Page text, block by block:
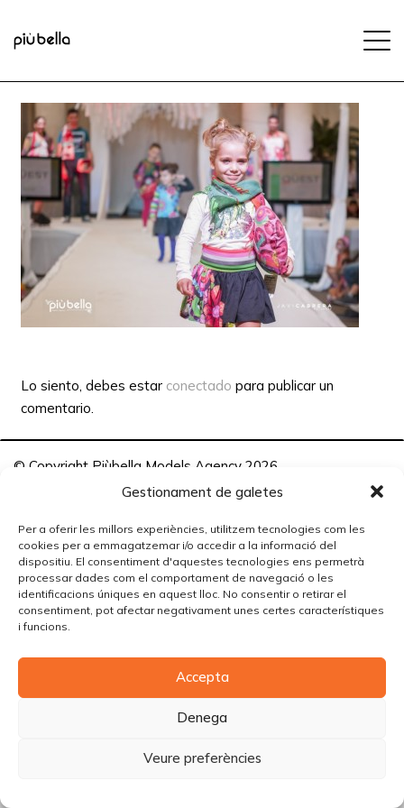
Gestionament de galetes
Per a oferir les millors experiències, utilitzem tecnologies com les
cookies per a emmagatzemar i/o accedir a la informació del
dispositiu. El consentiment d'aquestes tecnologies ens permetrà
processar dades com el comportament de navegació o les
identificacions úniques en aquest lloc. No consentir o retirar el
consentiment, pot afectar negativament unes certes característiques
i funcions.
Accepta
Denega
Veure preferències
Lo siento, debes estar conectado para publicar un
comentario.
© Copyright Piùbella Models Agency 2026
Creative Corner Agency
Carrer Tomàs Carreras Artau, nº 9 baixos, 17003, Girona